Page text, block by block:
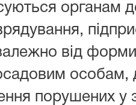
органам
від
особам,
порушених у